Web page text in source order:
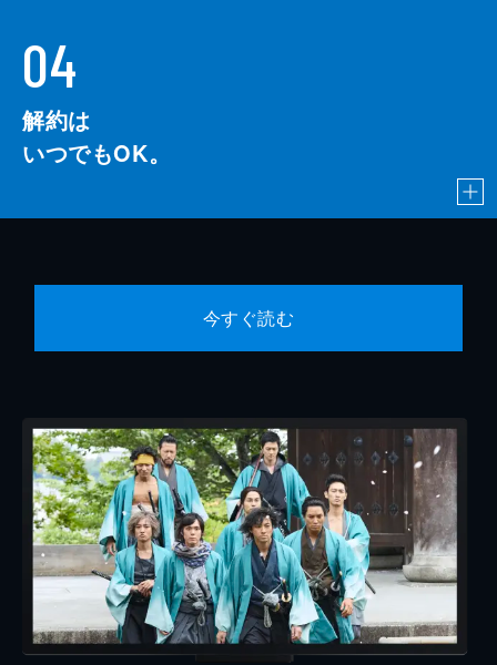
04
解約は
いつでもOK。
今すぐ読む